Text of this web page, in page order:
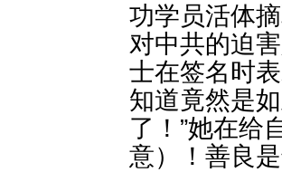
功学员活体
对中共的迫
士在签名时
知道竟然是
了！”她在给
意）！善良